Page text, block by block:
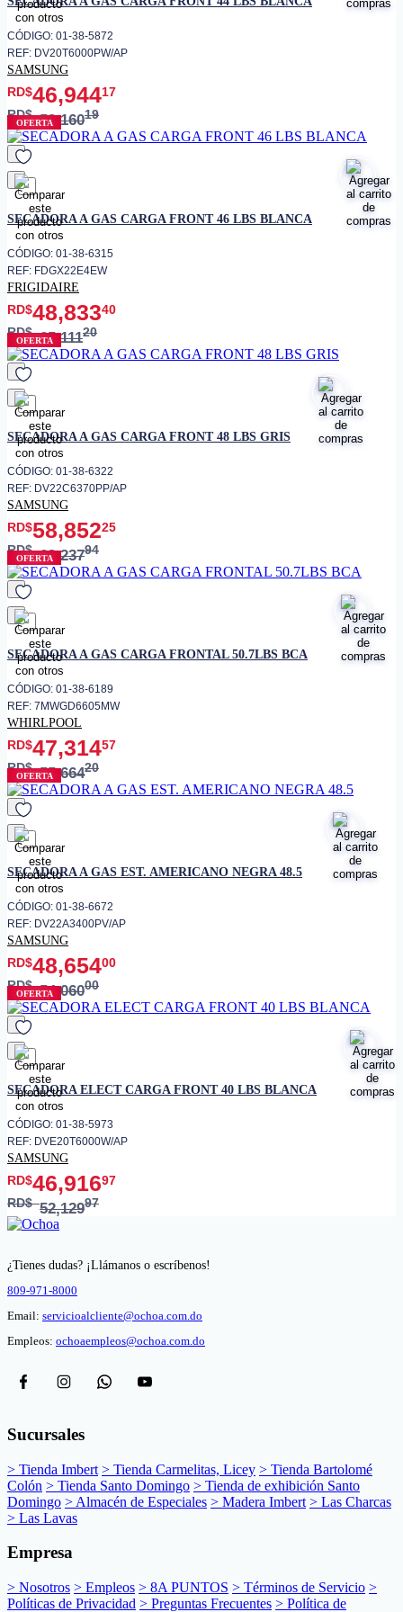
• Puerta reversible
• Instalación & requerimientos
• Diseño ventilado - requiere
salida de aire para gas
• Voltaje
• Frecuencia
CÓDIGO: 01-38-5872
REF: DV20T6000PW/AP
SAMSUNG
RD$46,94417
RD$52,16019
OFERTA
favorito
SECADORA A GAS CARGA FRONT 46 LBS BLANCA
CÓDIGO: 01-38-6315
REF: FDGX22E4EW
FRIGIDAIRE
RD$48,83340
RD$65,11120
OFERTA
favorito
SECADORA A GAS CARGA FRONT 48 LBS GRIS
CÓDIGO: 01-38-6322
REF: DV22C6370PP/AP
SAMSUNG
RD$58,85225
RD$69,23794
OFERTA
favorito
SECADORA A GAS CARGA FRONTAL 50.7LBS BCA
CÓDIGO: 01-38-6189
REF: 7MWGD6605MW
WHIRLPOOL
RD$47,31457
RD$55,66420
OFERTA
favorito
SECADORA A GAS EST. AMERICANO NEGRA 48.5
CÓDIGO: 01-38-6672
REF: DV22A3400PV/AP
SAMSUNG
RD$48,65400
RD$54,06000
OFERTA
favorito
SECADORA ELECT CARGA FRONT 40 LBS BLANCA
CÓDIGO: 01-38-5973
REF: DVE20T6000W/AP
SAMSUNG
RD$46,91697
RD$52,12997
¿Tienes dudas? ¡Llámanos o escríbenos!
809-971-8000
Email: servicioalcliente@ochoa.com.do
Empleos: ochoaempleos@ochoa.com.do
Sucursales
> Tienda Imbert > Tienda Carmelitas, Licey > Tienda Bartolomé
Colón > Tienda Santo Domingo > Tienda de exhibición Santo
Domingo > Almacén de Especiales > Madera Imbert > Las Charcas
> Las Lavas
Empresa
> Nosotros > Empleos > 8A PUNTOS > Términos de Servicio >
Políticas de Privacidad > Preguntas Frecuentes > Política de